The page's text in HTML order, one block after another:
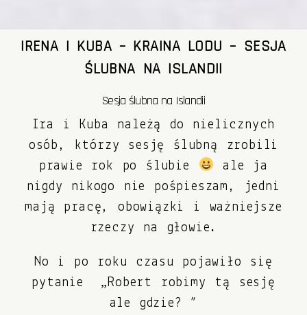
IRENA I KUBA – KRAINA LODU – SESJA
ŚLUBNA NA ISLANDII
Sesja ślubna na Islandii
Ira i Kuba należą do nielicznych
osób, którzy sesję ślubną zrobili
prawie rok po ślubie
ale ja
nigdy nikogo nie pośpieszam, jedni
mają pracę, obowiązki i ważniejsze
rzeczy na głowie.
No i po roku czasu pojawiło się
pytanie „Robert robimy tą sesję
ale gdzie? ”